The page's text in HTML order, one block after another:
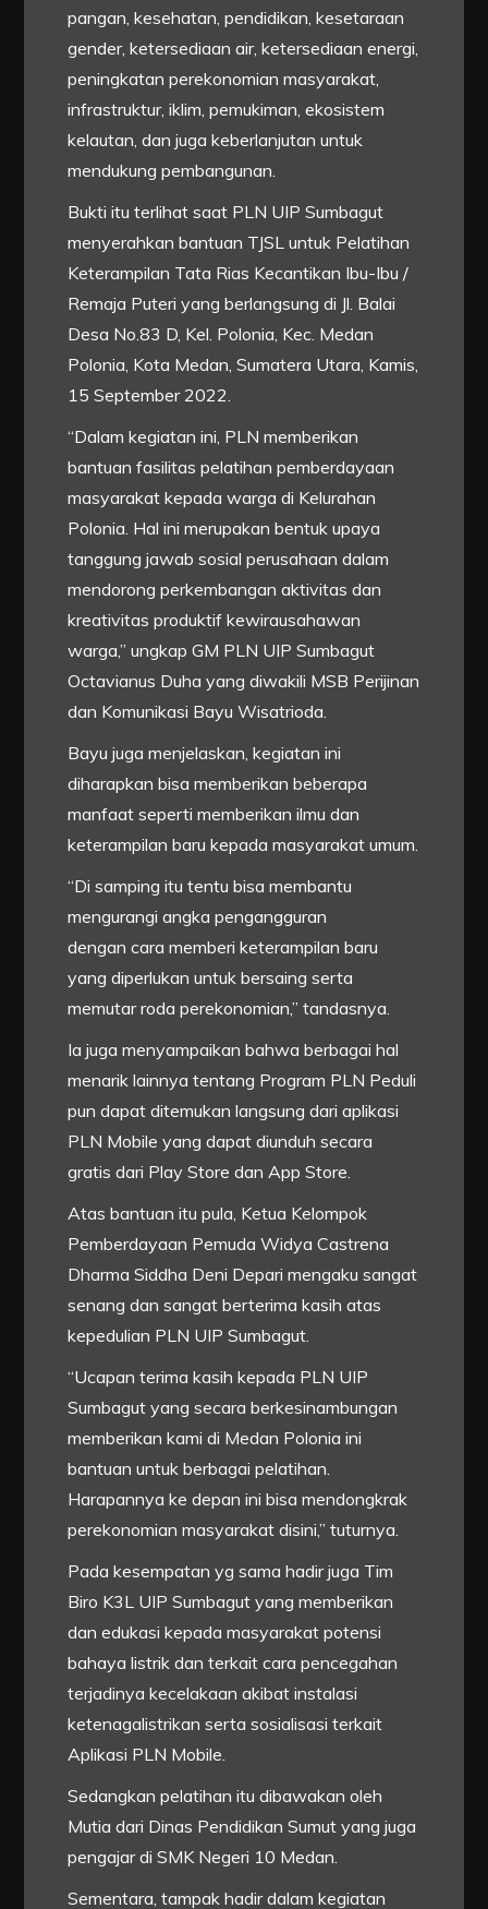
pangan, kesehatan, pendidikan, kesetaraan
gender, ketersediaan air, ketersediaan energi,
peningkatan perekonomian masyarakat,
infrastruktur, iklim, pemukiman, ekosistem
kelautan, dan juga keberlanjutan untuk
mendukung pembangunan.
Bukti itu terlihat saat PLN UIP Sumbagut
menyerahkan bantuan TJSL untuk Pelatihan
Keterampilan Tata Rias Kecantikan Ibu-Ibu /
Remaja Puteri yang berlangsung di Jl. Balai
Desa No.83 D, Kel. Polonia, Kec. Medan
Polonia, Kota Medan, Sumatera Utara, Kamis,
15 September 2022.
“Dalam kegiatan ini, PLN memberikan
bantuan fasilitas pelatihan pemberdayaan
masyarakat kepada warga di Kelurahan
Polonia. Hal ini merupakan bentuk upaya
tanggung jawab sosial perusahaan dalam
mendorong perkembangan aktivitas dan
kreativitas produktif kewirausahawan
warga,” ungkap GM PLN UIP Sumbagut
Octavianus Duha yang diwakili MSB Perijinan
dan Komunikasi Bayu Wisatrioda.
Bayu juga menjelaskan, kegiatan ini
diharapkan bisa memberikan beberapa
manfaat seperti memberikan ilmu dan
keterampilan baru kepada masyarakat umum.
“Di samping itu tentu bisa membantu
mengurangi angka pengangguran
dengan cara memberi keterampilan baru
yang diperlukan untuk bersaing serta
memutar roda perekonomian,” tandasnya.
Ia juga menyampaikan bahwa berbagai hal
menarik lainnya tentang Program PLN Peduli
pun dapat ditemukan langsung dari aplikasi
PLN Mobile yang dapat diunduh secara
gratis dari Play Store dan App Store.
Atas bantuan itu pula, Ketua Kelompok
Pemberdayaan Pemuda Widya Castrena
Dharma Siddha Deni Depari mengaku sangat
senang dan sangat berterima kasih atas
kepedulian PLN UIP Sumbagut.
“Ucapan terima kasih kepada PLN UIP
Sumbagut yang secara berkesinambungan
memberikan kami di Medan Polonia ini
bantuan untuk berbagai pelatihan.
Harapannya ke depan ini bisa mendongkrak
perekonomian masyarakat disini,” tuturnya.
Pada kesempatan yg sama hadir juga Tim
Biro K3L UIP Sumbagut yang memberikan
dan edukasi kepada masyarakat potensi
bahaya listrik dan terkait cara pencegahan
terjadinya kecelakaan akibat instalasi
ketenagalistrikan serta sosialisasi terkait
Aplikasi PLN Mobile.
Sedangkan pelatihan itu dibawakan oleh
Mutia dari Dinas Pendidikan Sumut yang juga
pengajar di SMK Negeri 10 Medan.
Sementara, tampak hadir dalam kegiatan